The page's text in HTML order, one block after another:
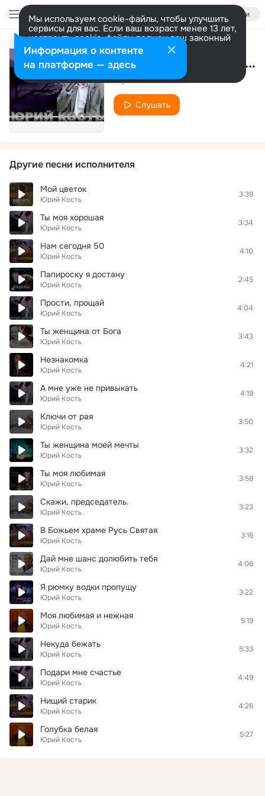
Войти
Мы используем cookie-файлы, чтобы улучшить
сервисы для вас. Если ваш возраст менее 13 лет,
настроить cookie-файлы должен ваш законный
представитель. Больше информации
Разрешить все Настроить Жду и помню друзей
Юрий Кость
Слушать
Другие песни исполнителя
Мой цветок
Юрий Кость
3:39
Ты моя хорошая
Юрий Кость
3:34
Нам сегодня 50
Юрий Кость
4:10
Папироску я достану
Юрий Кость
2:45
Прости, прощай
Юрий Кость
4:04
Ты женщина от Бога
Юрий Кость
3:43
Незнакомка
Юрий Кость
4:21
А мне уже не привыкать
Юрий Кость
4:19
Ключи от рая
Юрий Кость
3:50
Ты женщина моей мечты
Юрий Кость
3:32
Ты моя любимая
Юрий Кость
3:58
Скажи, председатель.
Юрий Кость
3:23
В Божьем храме Русь Святая
Юрий Кость
3:16
Дай мне шанс долюбить тебя
Юрий Кость
4:06
Я рюмку водки пропущу
Юрий Кость
3:22
Моя любимая и нежная
Юрий Кость
5:19
Некуда бежать
Юрий Кость
5:33
Подари мне счастье
Юрий Кость
4:49
Нищий старик
Юрий Кость
4:26
Голубка белая
Юрий Кость
5:27
Информация о контенте
на платформе — здесь